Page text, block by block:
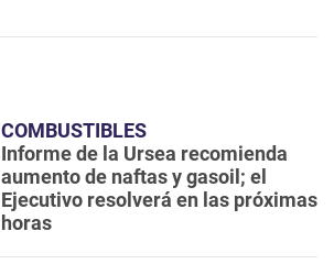
COMBUSTIBLES
Informe de la Ursea recomienda
aumento de naftas y gasoil; el
Ejecutivo resolverá en las próximas
horas